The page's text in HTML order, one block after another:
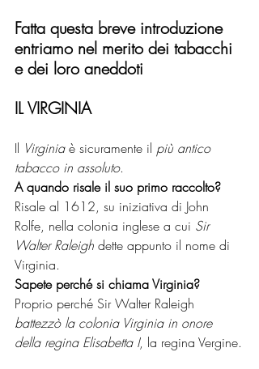
Fatta questa breve introduzione
entriamo nel merito dei tabacchi
e dei loro aneddoti
IL VIRGINIA
Il Virginia è sicuramente il più antico
tabacco in assoluto.
A quando risale il suo primo raccolto?
Risale al 1612, su iniziativa di John
Rolfe, nella colonia inglese a cui Sir
Walter Raleigh dette appunto il nome di
Virginia.
Sapete perché si chiama Virginia?
Proprio perché Sir Walter Raleigh
battezzò la colonia Virginia in onore
della regina Elisabetta I, la regina Vergine.